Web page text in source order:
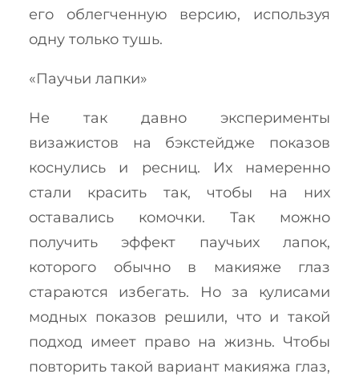
его облегченную версию, используя
одну только тушь.
«Паучьи лапки»
Не так давно эксперименты
визажистов на бэкстейдже показов
коснулись и ресниц. Их намеренно
стали красить так, чтобы на них
оставались комочки. Так можно
получить эффект паучьих лапок,
которого обычно в макияже глаз
стараются избегать. Но за кулисами
модных показов решили, что и такой
подход имеет право на жизнь. Чтобы
повторить такой вариант макияжа глаз,